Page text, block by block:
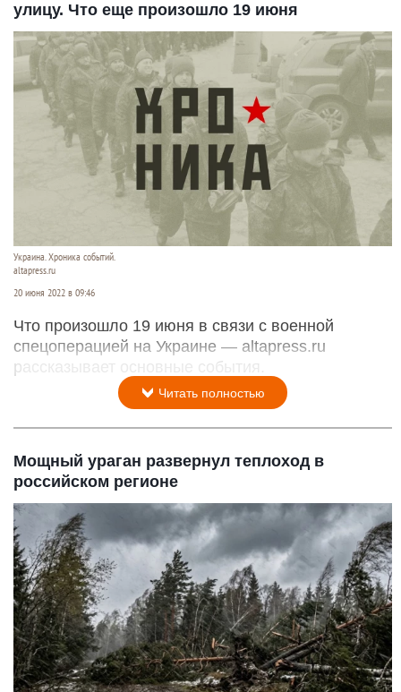
улицу. Что еще произошло 19 июня
Украина. Хроника событий.
altapress.ru
20 июня 2022 в 09:46
Что произошло 19 июня в связи с военной
спецоперацией на Украине — altapress.ru
рассказывает основные события.
Читать полностью
Мощный ураган развернул теплоход в
российском регионе